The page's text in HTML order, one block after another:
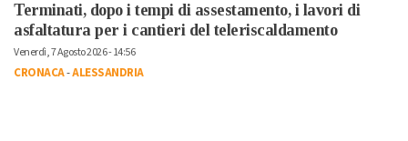
Terminati, dopo i tempi di assestamento, i lavori di
asfaltatura per i cantieri del teleriscaldamento
Venerdì, 7 Agosto 2026 - 14:56
CRONACA-ALESSANDRIA